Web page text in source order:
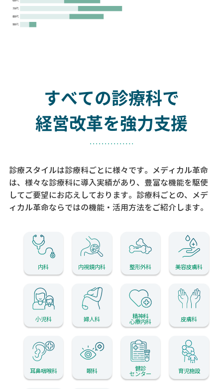
すべての診療科で
経営改革を強力支援
診療スタイルは診療科ごとに様々です。メディカル革命
は、様々な診療科に導入実績があり、 豊富な機能を駆使
してご要望にお応えしております。 診療科ごとの、メデ
ィカル革命ならではの機能・活用方法をご紹介します。
内科 内視鏡内科 整形外科 美容皮膚科
小児科 婦人科 精神科
心療内科 皮膚科
耳鼻咽喉科 眼科 健診
センター 育児施設